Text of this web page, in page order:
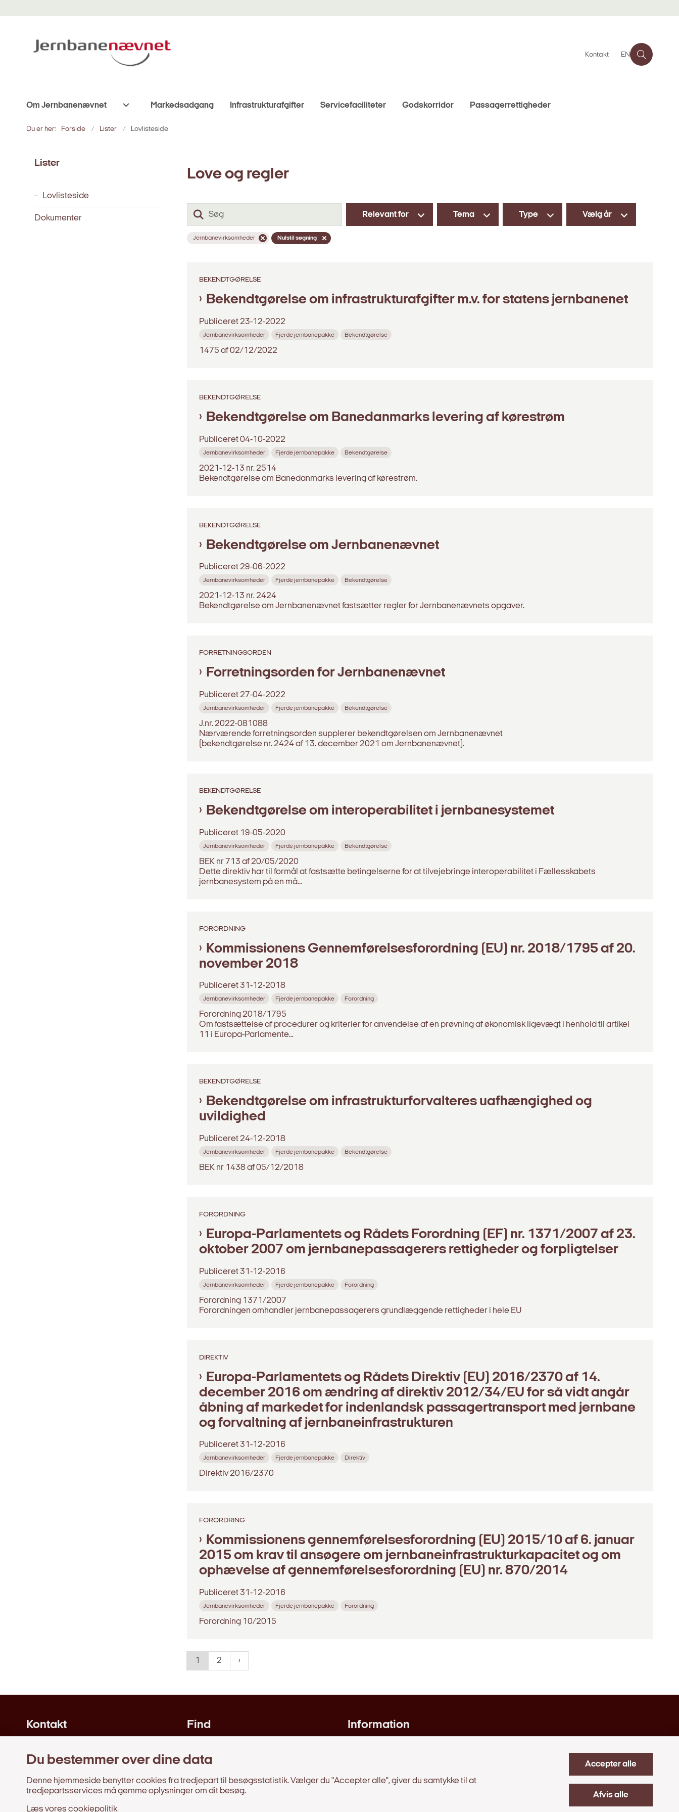
Kontakt EN
Om Jernbanenævnet Markedsadgang Infrastrukturafgifter Servicefaciliteter Godskorridor Passagerrettigheder
Du er her: Forside Lister Lovlisteside
Lister
Lovlisteside
Dokumenter
Love og regler
Relevant for
Tema Type Vælg år
Jernbanevirksomheder Nulstil søgning
BEKENDTGØRELSE
Bekendtgørelse om infrastrukturafgifter m.v. for statens jernbanenet
Publiceret 23-12-2022
Jernbanevirksomheder Fjerde jernbanepakke Bekendtgørelse
1475 af 02/12/2022
BEKENDTGØRELSE
Bekendtgørelse om Banedanmarks levering af kørestrøm
Publiceret04-10-2022
Jernbanevirksomheder Fjerde jernbanepakke Bekendtgørelse
2021-12-13 nr. 2514
Bekendtgørelse om Banedanmarks levering af kørestrøm.
BEKENDTGØRELSE
Bekendtgørelse om Jernbanenævnet
Publiceret 29-06-2022
Jernbanevirksomheder Fjerde jernbanepakke Bekendtgørelse
2021-12-13 nr. 2424
Bekendtgørelse om Jernbanenævnet fastsætter regler for Jernbanenævnets opgaver.
FORRETNINGSORDEN
Forretningsorden for Jernbanenævnet
Publiceret 27-04-2022
Jernbanevirksomheder Fjerde jernbanepakke Bekendtgørelse
J.nr. 2022-081088
Nærværende forretningsorden supplerer bekendtgørelsen om Jernbanenævnet
(bekendtgørelse nr. 2424 af 13. december 2021 om Jernbanenævnet).
BEKENDTGØRELSE
Bekendtgørelse om interoperabilitet i jernbanesystemet
Publiceret 19-05-2020
Jernbanevirksomheder Fjerde jernbanepakke Bekendtgørelse
BEK nr 713 af 20/05/2020
Dette direktiv har til formål at fastsætte betingelserne for at tilvejebringe interoperabilitet i Fællesskabets
jernbanesystem på en må...
FORORDNING
Kommissionens Gennemførelsesforordning (EU) nr. 2018/1795 af 20.
november 2018
Publiceret 31-12-2018
Jernbanevirksomheder Fjerde jernbanepakke Forordning
Forordning 2018/1795
Om fastsættelse af procedurer og kriterier for anvendelse af en prøvning af økonomisk ligevægt i henhold til artikel
11 i Europa-Parlamente...
BEKENDTGØRELSE
Bekendtgørelse om infrastrukturforvalteres uafhængighed og
uvildighed
Publiceret 24-12-2018
Jernbanevirksomheder Fjerde jernbanepakke Bekendtgørelse
BEK nr 1438 af 05/12/2018
FORORDNING
Europa-Parlamentets og Rådets Forordning (EF) nr. 1371/2007 af 23.
oktober 2007 om jernbanepassagerers rettigheder og forpligtelser
Publiceret 31-12-2016
Jernbanevirksomheder Fjerde jernbanepakke Forordning
Forordning 1371/2007
Forordningen omhandler jernbanepassagerers grundlæggende rettigheder i hele EU
DIREKTIV
Europa-Parlamentets og Rådets Direktiv (EU) 2016/2370 af 14.
december 2016 om ændring af direktiv 2012/34/EU for så vidt angår
åbning af markedet for indenlandsk passagertransport med jernbane
og forvaltning af jernbaneinfrastrukturen
Publiceret 31-12-2016
Jernbanevirksomheder Fjerde jernbanepakke Direktiv
Direktiv 2016/2370
FORORDRING
Kommissionens gennemførelsesforordning (EU) 2015/10 af 6. januar
2015 om krav til ansøgere om jernbaneinfrastrukturkapacitet og om
ophævelse af gennemførelsesforordning (EU) nr. 870/2014
Publiceret 31-12-2016
Jernbanevirksomheder Fjerde jernbanepakke Forordning
Forordning 10/2015
1 2
Kontakt
Carsten Niebuhrs Gade 43
1577 København V
Tlf.: 4178 0386
Find
Afgørelser, beretninger, m.v.
Information
Du bestemmer over dine data
Denne hjemmeside benytter cookies fra tredjepart til besøgsstatistik. Vælger du "Accepter alle", giver du samtykke til at
tredjepartsservices må gemme oplysninger om dit besøg.
Læs vores cookiepolitik
Accepter alle
Afvis alle